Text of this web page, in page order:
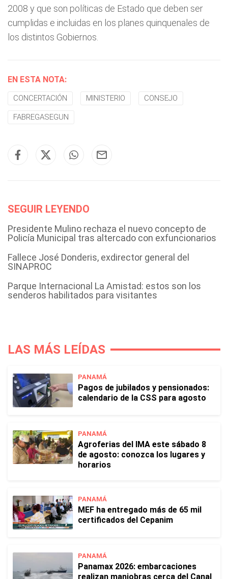
2008 y que son políticas de Estado que deben ser
cumplidas e incluidas en los planes quinquenales de
los distintos Gobiernos.
EN ESTA NOTA:
CONCERTACIÓN MINISTERIO CONSEJO
FABREGASEGUN
SEGUIR LEYENDO
Presidente Mulino rechaza el nuevo concepto de
Policía Municipal tras altercado con exfuncionarios
Fallece José Donderis, exdirector general del
SINAPROC
Parque Internacional La Amistad: estos son los
senderos habilitados para visitantes
LAS MÁS LEÍDAS
PANAMÁ
Pagos de jubilados y pensionados:
calendario de la CSS para agosto
PANAMÁ
Agroferias del IMA este sábado 8
de agosto: conozca los lugares y
horarios
PANAMÁ
MEF ha entregado más de 65 mil
certificados del Cepanim
PANAMÁ
Panamax 2026: embarcaciones
realizan maniobras cerca del Canal